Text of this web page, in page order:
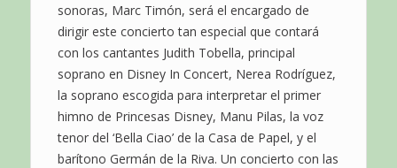
sonoras, Marc Timón, será el encargado de
dirigir este concierto tan especial que contará
con los cantantes Judith Tobella, principal
soprano en Disney In Concert, Nerea Rodríguez,
la soprano escogida para interpretar el primer
himno de Princesas Disney, Manu Pilas, la voz
tenor del ‘Bella Ciao’ de la Casa de Papel, y el
barítono Germán de la Riva. Un concierto con las